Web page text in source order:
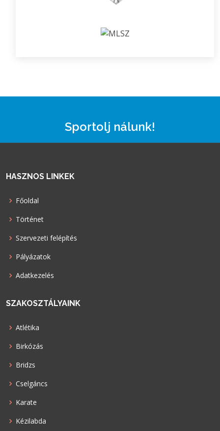
Sportolj nálunk!
HASZNOS LINKEK
Főoldal
Történet
Szervezeti felépítés
Pályázatok
Adatkezelés
SZAKOSZTÁLYAINK
Atlétika
Birkózás
Bridzs
Cselgáncs
Karate
Kézilabda